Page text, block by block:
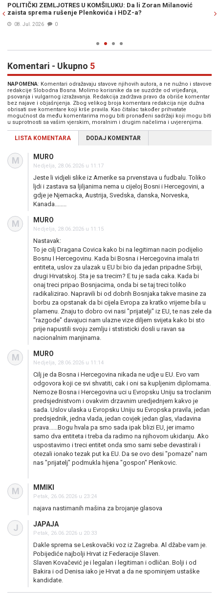
POLITIČKI ZEMLJOTRES U KOMŠILUKU: Da li Zoran Milanović
zaista sprema rušenje Plenkovića i HDZ-a?
08. Jul. 2026 0
Komentari - Ukupno 5
NAPOMENA: Komentari odražavaju stavove njihovih autora, a ne nužno i stavove
redakcije Slobodna Bosna. Molimo korisnike da se suzdrže od vrijeđanja,
psovanja i vulgarnog izražavanja. Redakcija zadržava pravo da obriše komentar
bez najave i objašnjenja. Zbog velikog broja komentara redakcija nije dužna
obrisati sve komentare koji krše pravila. Kao čitalac također prihvatate
mogućnost da među komentarima mogu biti pronađeni sadržaji koji mogu biti
u suprotnosti sa vašim vjerskim, moralnim i drugim načelima i uvjerenjima.
LISTA KOMENTARA DODAJ KOMENTAR
M MURO
Nedjelja, 28.06.2026 u 11:17
Jeste li vidjeli slike iz Amerike sa prvenstava u fudbalu. Toliko
ljdi i zastava sa ljiljanima nema u cijeloj Bosni i Hercegovini, a
gdje je Njemacka, Austrija, Svedska, danska, Norveska,
Kanada........
M MURO
Nedjelja, 28.06.2026 u 11:15
Nastavak:
To je cilj Dragana Covica kako bi na legitiman nacin podijelio
Bosnu I Hercegovinu. Kada bi Bosna i Hercegovina imala tri
entiteta, uslov za ulazak u EU bi bio da jedan pripadne Srbiji,
drugi Hrvatskoj. Sta je sa trecim? E tu je sada caka. Kada bi
onaj treci pripao Bosnjacima, onda bi se taj treci toliko
radikalizirao. Napravili bi od dobrih Bosnjaka takve masine za
borbu za opstanak da bi cijela Evropa za kratko vrijeme bila u
plamenu. Znaju to dobro ovi nasi "prijatelji" iz EU, te nas zele da
"razgode" davajuci nam ulazne vize diljem svijeta kako bi sto
prije napustili svoju zemlju i ststisticki dosli u ravan sa
nacionalnim manjinama.
M MURO
Nedjelja, 28.06.2026 u 11:14
Cilj je da Bosna i Hercegovina nikada ne udje u EU. Evo vam
odgovora koji ce svi shvatiti, cak i oni sa kupljenim diplomama.
Nemoze Bosna i Hercegovina uci u Evropsku Uniju sa troclanim
predsjednistvom i ovakvim drzavnim uredjednjem kakvo je
sada. Uslov ulaska u Evropsku Uniju su Evropska pravila, jedan
predsjednik, jedna vlada, jedan covjek jedan glas, vladavina
prava......Bogu hvala pa smo sada ipak blizi EU, jer imamo
samo dva entiteta i treba da radimo na njihovom ukidanju. Ako
uspostavimo i treci entitet onda smo sami sebe devastirali i
otezali ionako tezak put ka EU. Da se ovo desi "pomaze" nam
nas "prijatelj" podmukla hijena "gospon" Plenkovic.
M MMIKI
Petak, 26.06.2026 u 23:24
najava nastimanih mašina za brojanje glasova
J JAPAJA
Petak, 26.06.2026 u 20:33
Dakle sprema se Leskovački voz iz Zagreba. Al džabe vam je.
Pobijediće najbolji Hrvat iz Federacije Slaven.
Slaven Kovačević je i legalan i legitiman i odličan. Bolji i od
Bakira i od Denisa iako je Hrvat a da ne spominjem ustaške
kandidate.